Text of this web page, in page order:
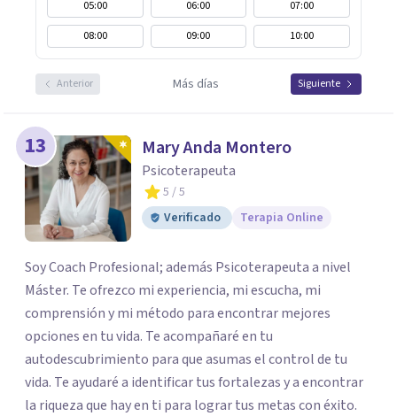
05:00 06:00
07:00
08:00
09:00 10:00
Anterior Más días Siguiente
13 Mary Anda Montero
Psicoterapeuta
5 / 5
Verificado
Terapia Online
Soy Coach Profesional; además Psicoterapeuta a nivel
Máster. Te ofrezco mi experiencia, mi escucha, mi
comprensión y mi método para encontrar mejores
opciones en tu vida. Te acompañaré en tu
autodescubrimiento para que asumas el control de tu
vida. Te ayudaré a identificar tus fortalezas y a encontrar
la riqueza que hay en ti para lograr tus metas con éxito.